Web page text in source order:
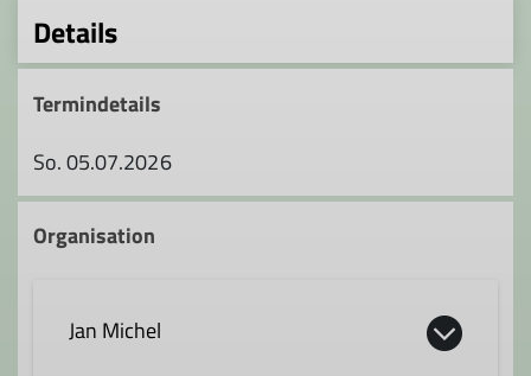
Details
Termindetails
So. 05.07.2026
Organisation
Jan Michel